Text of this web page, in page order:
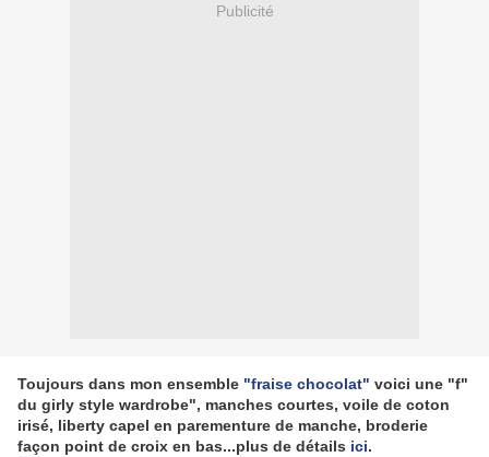
Publicité
Toujours dans mon ensemble "fraise chocolat" voici une "f"
du girly style wardrobe", manches courtes, voile de coton
irisé, liberty capel en parementure de manche, broderie
façon point de croix en bas...plus de détails ici.